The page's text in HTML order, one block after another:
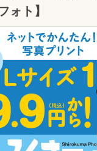
ォト】